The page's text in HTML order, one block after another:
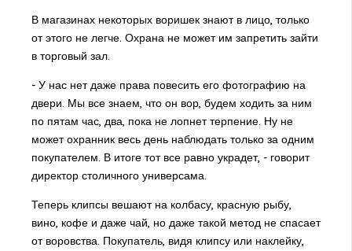
В магазинах некоторых воришек знают в лицо, только
от этого не легче. Охрана не может им запретить зайти
в торговый зал.
- У нас нет даже права повесить его фотографию на
двери. Мы все знаем, что он вор, будем ходить за ним
по пятам час, два, пока не лопнет терпение. Ну не
может охранник весь день наблюдать только за одним
покупателем. В итоге тот все равно украдет, - говорит
директор столичного универсама.
Теперь клипсы вешают на колбасу, красную рыбу,
вино, кофе и даже чай, но даже такой метод не спасает
от воровства. Покупатель, видя клипсу или наклейку,